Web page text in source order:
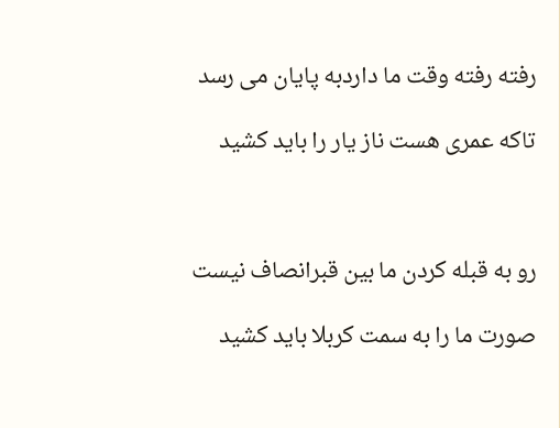
رفته رفته وقت ما داردبه پایان می رسد
تاکه عمری هست ناز یار را باید کشید
رو به قبله کردن ما بین قبرانصاف نیست
صورت ما را به سمت کربلا باید کشید